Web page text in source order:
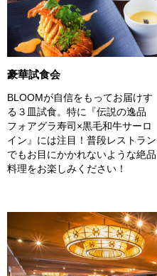
豪華試食会
BLOOMが自信をもってお届けす
る３皿試食。特に『伝説の逸品
フォアグラ寿司×黒毛和牛サーロ
イン』には注目！普段レストラン
でもお目にかかれないような絶品
料理をお楽しみください！